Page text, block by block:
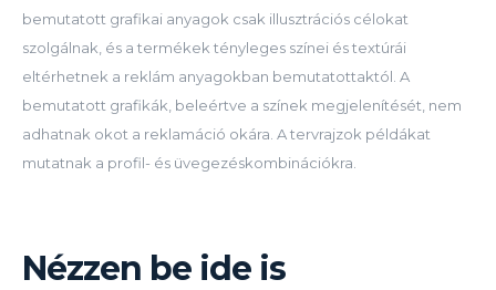
bemutatott grafikai anyagok csak illusztrációs célokat
szolgálnak, és a termékek tényleges színei és textúrái
eltérhetnek a reklám anyagokban bemutatottaktól. A
bemutatott grafikák, beleértve a színek megjelenítését, nem
adhatnak okot a reklamáció okára. A tervrajzok példákat
mutatnak a profil- és üvegezéskombinációkra.
Nézzen be ide is